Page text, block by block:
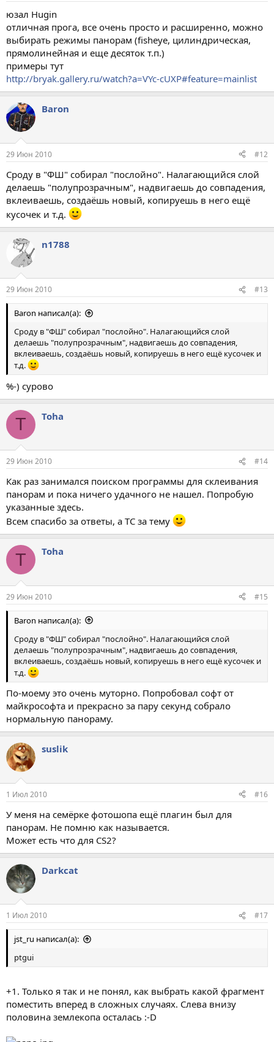
юзал Hugin
отличная прога, все очень просто и расширенно, можно
выбирать режимы панорам (fisheye, цилиндрическая,
прямолинейная и еще десяток т.п.)
примеры тут
http://bryak.gallery.ru/watch?a=VYc-cUXP#feature=mainlist
Baron
29 Июн 2010 #12
Сроду в "ФШ" собирал "послойно". Налагающийся слой
делаешь "полупрозрачным", надвигаешь до совпадения,
вклеиваешь, создаёшь новый, копируешь в него ещё
кусочек и т.д.
n1788
29 Июн 2010 #13
Baron написал(а):
Сроду в "ФШ" собирал "послойно". Налагающийся слой
делаешь "полупрозрачным", надвигаешь до совпадения,
вклеиваешь, создаёшь новый, копируешь в него ещё кусочек и
т.д.
%-) сурово
T Toha
29 Июн 2010 #14
Как раз занимался поиском программы для склеивания
панорам и пока ничего удачного не нашел. Попробую
указанные здесь.
Всем спасибо за ответы, а ТС за тему
T Toha
29 Июн 2010 #15
Baron написал(а):
Сроду в "ФШ" собирал "послойно". Налагающийся слой
делаешь "полупрозрачным", надвигаешь до совпадения,
вклеиваешь, создаёшь новый, копируешь в него ещё кусочек и
т.д.
По-моему это очень муторно. Попробовал софт от
майкрософта и прекрасно за пару секунд собрало
нормальную панораму.
suslik
1 Июл 2010 #16
У меня на семёрке фотошопа ещё плагин был для
панорам. Не помню как называется.
Может есть что для CS2?
Darkcat
1 Июл 2010 #17
jst_ru написал(а):
ptgui
+1. Только я так и не понял, как выбрать какой фрагмент
поместить вперед в сложных случаях. Слева внизу
половина землекопа осталась :-D